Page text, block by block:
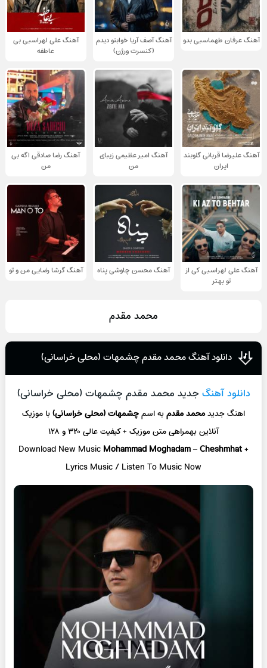
آهنگ عرفان طهماسبی بدو
آهنگ آصف آریا خوابتو دیدم
(کنسرت ورژن)
آهنگ علی لهراسبی بی
عاطفه
آهنگ علیرضا قربانی گلوبند
ایران
آهنگ امیر عظیمی زیبای
من
آهنگ رضا صادقی اگه بی
من
آهنگ علی لهراسبی کی از
تو ‌بهتر
آهنگ محسن چاوشی پناه آهنگ گرشا رضایی من و تو
محمد مقدم
دانلود آهنگ محمد مقدم چشمهات (محلی خراسانی)
دانلود آهنگ جدید محمد مقدم چشمهات (محلی خراسانی)
اهنگ جدیدمحمد مقدمبه اسمچشمهات (محلی خراسانی)با موزیک
آنلاینبهمراهی متن موزیک + کیفیت عالی ۳۲۰ و ۱۲۸
Download New Music Mohammad Moghadam–Cheshmhat+
Lyrics Music / Listen To Music Now